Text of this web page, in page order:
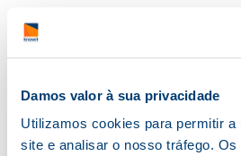
Damos valor à sua privacidade
Utilizamos cookies para permitir a
site e analisar o nosso tráfego.